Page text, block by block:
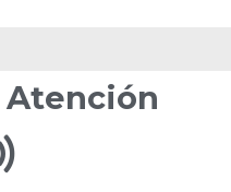
Atención